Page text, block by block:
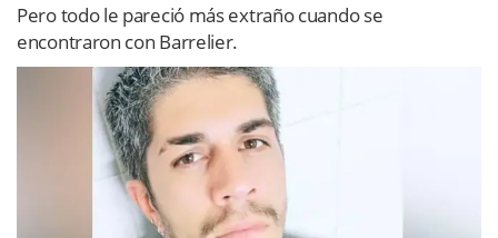
Pero todo le pareció más extraño cuando se
encontraron con Barrelier.